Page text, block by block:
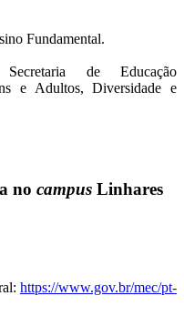
Fundamental.
de Educação
e Adultos, Diversidade e
no campus Linhares
https://www.gov.br/mec/pt-